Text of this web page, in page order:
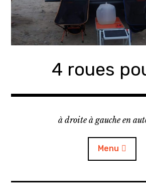
4 roues
à droite à gauche en
Menu